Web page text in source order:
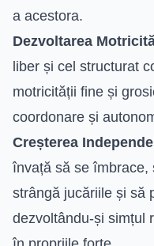
a acestora.
Dezvoltarea
liber și cel structurat
motricității fine și
coordonare și
Creșterea
învață să se îmbrace,
strângă jucăriile și să
dezvoltându-și simțul